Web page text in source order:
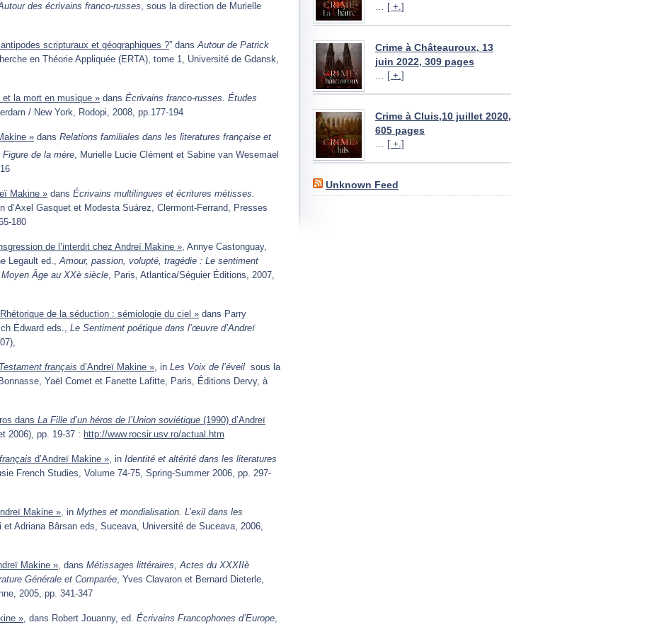
des écrivains franco-russes, sous la direction de Murielle
scripturaux et géographiques ?” dansAutour de Patrick
en Théorie Appliquée (ERTA), tome 1, Université de Gdansk,
et la mort en musique » dans Écrivains franco-russes. Études
/ New York, Rodopi, 2008, pp.177-194
» dans Relations familiales dans les literatures française et
de la mère, Murielle Lucie Clément et Sabine van Wesemael
Makine » dans Écrivains multilingues et écritures métisses.
d’Axel Gasquet et Modesta Suárez, Clermont-Ferrand, Presses
180
de l’interdit chez Andreï Makine », Annye Castonguay,
Legault ed.,Amour, passion, volupté, tragédie : Le sentiment
Âge au XXè siècle, Paris, Atlantica/Séguier Éditions, 2007,
de la séduction : sémiologie du ciel » dans Parry
Edward eds., Le Sentiment poétique dans l’œuvre d’Andreï
français d’Andreï Makine », in Les Voix de l’éveil sous la
Yaël Comet et Fanette Lafitte, Paris, Éditions Dervy, à
dans La Fille d’un héros de l’Union soviétique (1990) d’Andreï
2006), pp. 19-37 : http://www.rocsir.usv.ro/actual.htm
d’Andreï Makine », in Identité et altérité dans les literatures
French Studies, Volume 74-75, Spring-Summer 2006, pp. 297-
Makine », in Mythes et mondialisation. L’exil dans les
et Adriana Bârsan eds, Suceava, Université de Suceava, 2006,
Makine », dans Métissages littéraires,Actes du XXXIIè
Générale et Comparée, Yves Clavaron et Bernard Dieterle,
2005, pp. 341-347
», dans Robert Jouanny, ed. Écrivains Francophones d’Europe,
… [ +.]
Crime à Châteauroux, 13
juin 2022, 309 pages
… [ +.]
Crime à Cluis,10 juillet 2020,
605 pages
… [ +.]
Unknown Feed